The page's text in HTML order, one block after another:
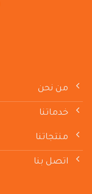
من نحن
خدماتنا
منتجاتنا
اتصل بنا